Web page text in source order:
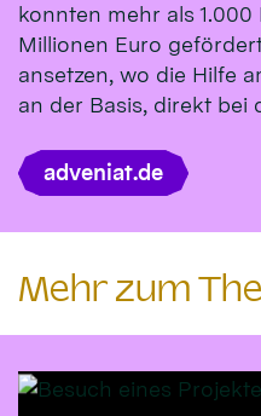
konnten mehr als
Millionen Euro
ansetzen, wo die Hilfe
an der Basis, direkt bei
adveniat.de
Mehr zum